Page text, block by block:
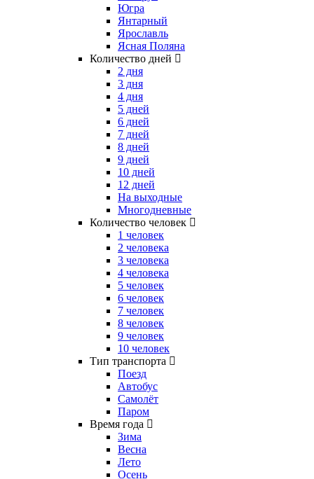
Югра
Янтарный
Ярославль
Ясная Поляна
Количество дней
2 дня
3 дня
4 дня
5 дней
6 дней
7 дней
8 дней
9 дней
10 дней
12 дней
На выходные
Многодневные
Количество человек
1 человек
2 человека
3 человека
4 человека
5 человек
6 человек
7 человек
8 человек
9 человек
10 человек
Тип транспорта
Поезд
Автобус
Самолёт
Паром
Время года
Зима
Весна
Лето
Осень